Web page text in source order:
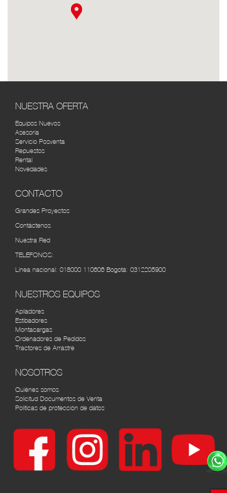
DISTOYOTA PASTO
(REPUESTOS) BOGOTÁ
AUTOMERCANTIL DEL CARIBE
BARRANQUILLA
(5) 3490534
CÚCUTA MOTORS
Cra. 7 No. 10 - 52 Autopista internacional, Barrio -
VEHICAFÉ S.A.S PEREIRA
Av. 30 de Agosto #100-112, Pereira, Risaralda,
(2) 4422610
NUESTRA OFERTA
Equipos Nuevos
Asesoría
Servicio Posventa
Repuestos
Rental
Novedades
CONTACTO
Grandes Proyectos
Contáctenos
Nuestra Red
TELÉFONOS:
Línea nacional: 018000 110606 Bogotá: 0312205900
NUESTROS EQUIPOS
Apiladores
Estibadores
Montacargas
Ordenadores de Pedidos
Tractores de Arrastre
NOSOTROS
Quiénes somos
Solicitud Documentos de Venta
Políticas de protección de datos